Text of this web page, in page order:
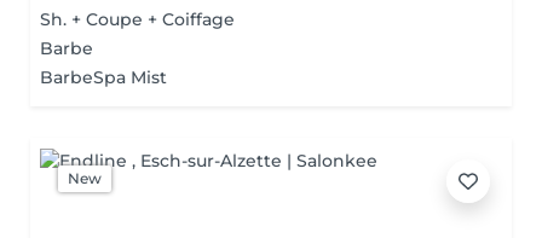
Sh. + Coupe + Coiffage
Barbe
BarbeSpa Mist
New